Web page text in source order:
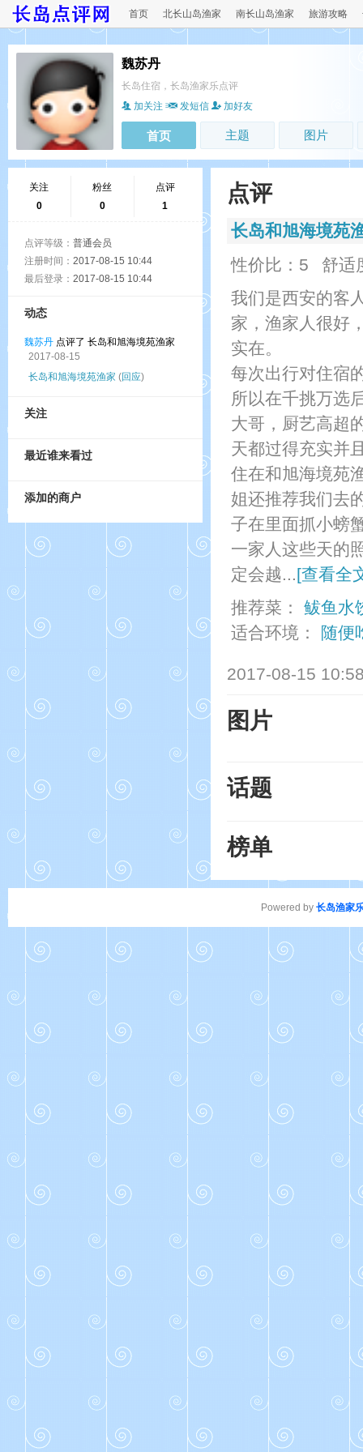
首页 北长山岛渔家 南长山岛渔家 旅游攻略
魏苏丹
长岛住宿，长岛渔家乐点评
加关注
发短信 加好友
首页 主题 图片
关注
0
粉丝
0
点评
1
点评等级： 普通会员
注册时间： 2017-08-15 10:44
最后登录： 2017-08-15 10:44
动态
魏苏丹 点评了 长岛和旭海境苑渔家
2017-08-15
长岛和旭海境苑渔家 (回应)
关注
最近谁来看过
添加的商户
点评
长岛和旭海境苑
性价比：5
舒适
我们是西安的客
家，渔家人很好
实在。
每次出行对住宿
所以在千挑万选
大哥，厨艺高超
天都过得充实并
住在和旭海境苑
姐还推荐我们去
子在里面抓小螃
一家人这些天的
定会越...[查看全
推荐菜： 鲅鱼水
适合环境： 随便
2017-08-15
图片
话题
榜单
Powered by 长岛渔家